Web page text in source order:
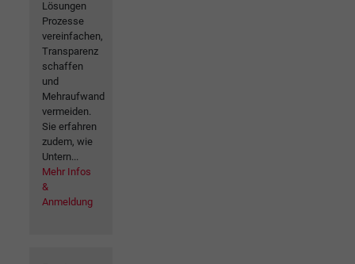
Lösungen
Prozesse
vereinfachen,
Transparenz
schaffen
und
Mehraufwand
vermeiden.
Sie erfahren
zudem, wie
Untern...
Mehr Infos
&
Anmeldung